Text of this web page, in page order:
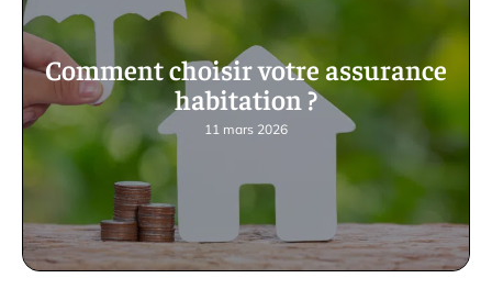
Comment choisir votre assurance
habitation ?
11 mars 2026